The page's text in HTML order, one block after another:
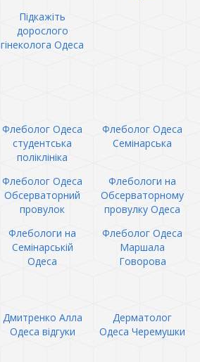
Підкажіть
дорослого
гінеколога Одеса
Флеболог Одеса
студентська
поліклініка
Флеболог Одеса
Семінарська
Флеболог Одеса
Обсерваторний
провулок
Флебологи на
Обсерваторному
провулку Одеса
Флебологи на
Семінарській
Одеса
Флеболог Одеса
Маршала
Говорова
Дмитренко Алла
Одеса відгуки
Дерматолог
Одеса Черемушки